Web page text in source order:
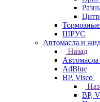
ШРУС
Автомасла и
Назад
AdBlue
BP, Visco
BP,